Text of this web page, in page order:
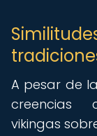
A pesar de
creencias
vikingas